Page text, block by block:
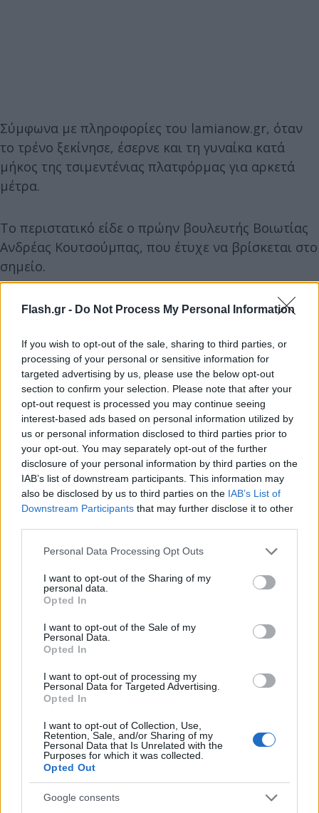
Flash.gr - Do Not Process My Personal Information
If you wish to opt-out of the sale, sharing to third parties, or
processing of your personal or sensitive information for
targeted advertising by us, please use the below opt-out
section to confirm your selection. Please note that after your
opt-out request is processed you may continue seeing
interest-based ads based on personal information utilized by
us or personal information disclosed to third parties prior to
your opt-out. You may separately opt-out of the further
disclosure of your personal information by third parties on the
IAB’s list of downstream participants. This information may
also be disclosed by us to third parties on the IAB’s List of
Downstream Participants that may further disclose it to other
Please note that this website/app uses one or more Google
not limited to your visit or usage behaviour. You may click to
grant or deny consent to Google and its third-party tags to
use your data for below specified purposes in below Google
consent section.
Personal Data Processing Opt Outs
I want to opt-out of the Sharing of my
personal data.
Opted In
I want to opt-out of the Sale of my
Personal Data.
Opted In
I want to opt-out of processing my
Personal Data for Targeted Advertising.
Opted In
I want to opt-out of Collection, Use,
Retention, Sale, and/or Sharing of my
Personal Data that Is Unrelated with the
Purposes for which it was collected.
Opted Out
Google consents
Σύμφωνα με πληροφορίες του lamianow.gr, όταν
το τρένο ξεκίνησε, έσερνε και τη γυναίκα κατά
μήκος της τσιμεντένιας πλατφόρμας για αρκετά
μέτρα.
Το περιστατικό είδε ο πρώην βουλευτής Βοιωτίας
Ανδρέας Κουτσούμπας, που έτυχε να βρίσκεται στο
σημείο.
Ο ίδιος έτρεξε πίσω από το τρένο, φωνάζοντας
στον οδηγό να σταματήσει. Στην συνέχεια και αφού
το τρένο σταμάτησε διαπιστώθηκε ότι η γυναίκα